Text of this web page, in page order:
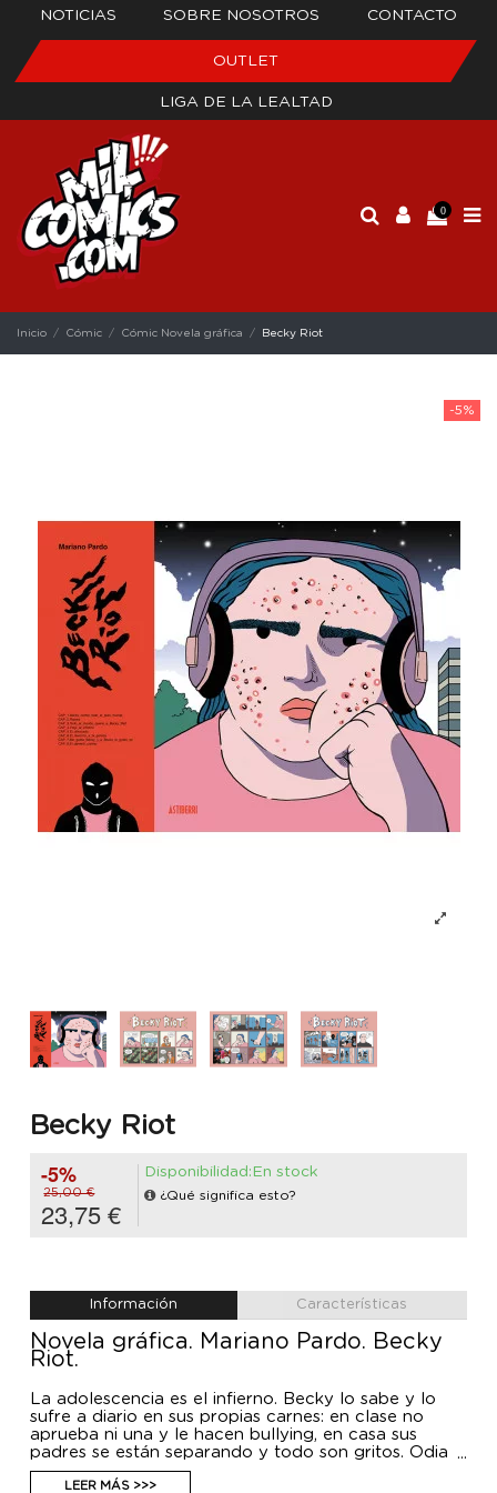
NOTICIAS SOBRE NOSOTROS CONTACTO
OUTLET
LIGA DE LA LEALTAD
0
Inicio Cómic Cómic Novela gráfica Becky Riot
-5%
Becky Riot
-5%
25,00 €
23,75 €
Disponibilidad:En stock
¿Qué significa esto?
Información Características
Novela gráfica. Mariano Pardo. Becky
Riot.
La adolescencia es el infierno. Becky lo sabe y lo
sufre a diario en sus propias carnes: en clase no
aprueba ni una y le hacen bullying, en casa sus
padres se están separando y todo son gritos. Odia
el sistema, el mundo, y solo quiere desaparecer.
Hasta que descubre un vídeo de las Pussy Riot, se
LEER MÁS >>>